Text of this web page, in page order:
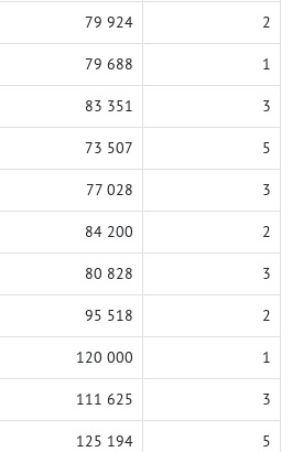
79 924 2
79 688 1
83 351 3
73 507 5
77 028 3
84 200 2
80 828 3
95 518 2
120 000 1
111 625 3
125 194 5